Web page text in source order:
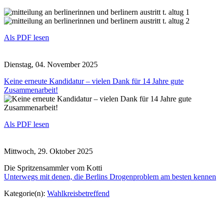
Als PDF lesen
Dienstag, 04. November 2025
Keine erneute Kandidatur – vielen Dank für 14 Jahre gute
Zusammenarbeit!
Als PDF lesen
Mittwoch, 29. Oktober 2025
Die Spritzensammler vom Kotti
Unterwegs mit denen, die Berlins Drogenproblem am besten kennen
Kategorie(n): Wahlkreisbetreffend